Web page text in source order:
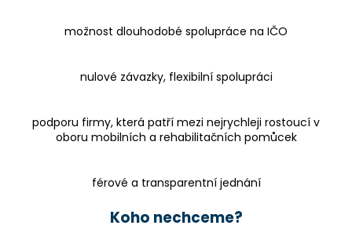
možnost dlouhodobé spolupráce na IČO
nulové závazky, flexibilní spolupráci
podporu firmy, která patří mezi nejrychleji rostoucí v
oboru mobilních a rehabilitačních pomůcek
férové a transparentní jednání
Koho nechceme?